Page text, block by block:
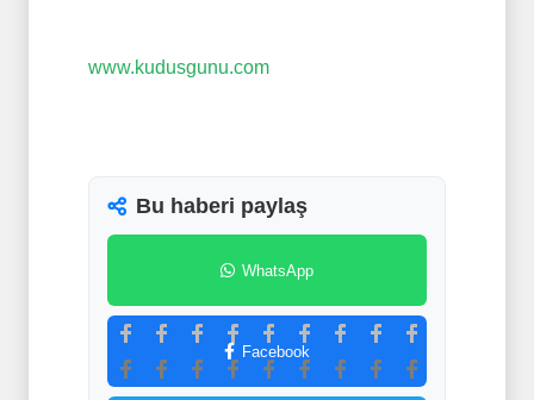
www.kudusgunu.com
Bu haberi paylaş
WhatsApp
Facebook